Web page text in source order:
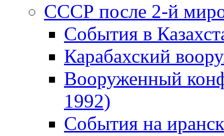
СССР после 2-й
События в
Карабахский
Вооруженный
1992)
События на